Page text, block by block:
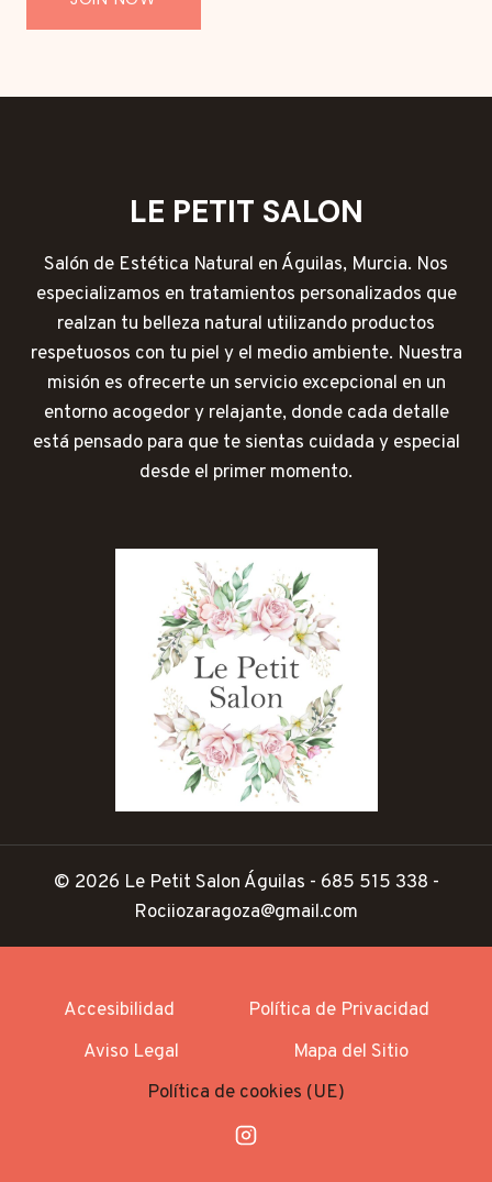
LE PETIT SALON
Salón de Estética Natural en Águilas, Murcia. Nos
especializamos en tratamientos personalizados que
realzan tu belleza natural utilizando productos
respetuosos con tu piel y el medio ambiente. Nuestra
misión es ofrecerte un servicio excepcional en un
entorno acogedor y relajante, donde cada detalle
está pensado para que te sientas cuidada y especial
desde el primer momento.
© 2026 Le Petit Salon Águilas - 685 515 338 -
Rociiozaragoza@gmail.com
Accesibilidad
Política de Privacidad
Aviso Legal
Mapa del Sitio
Política de cookies (UE)